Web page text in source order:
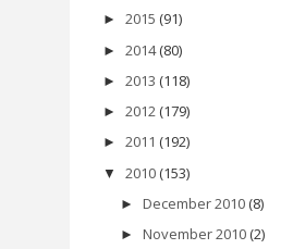
► 2015 (91)
► 2014 (80)
► 2013 (118)
► 2012 (179)
► 2011 (192)
▼ 2010 (153)
► December 2010 (8)
► November 2010 (2)